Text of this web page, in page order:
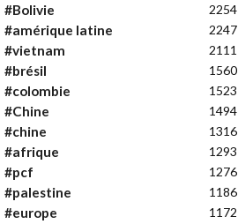
#Bolivie 2254
#amérique latine 2247
#vietnam 2111
#brésil 1560
#colombie 1523
#Chine 1494
#chine 1316
#afrique 1293
#pcf 1276
#palestine 1186
#europe 1172